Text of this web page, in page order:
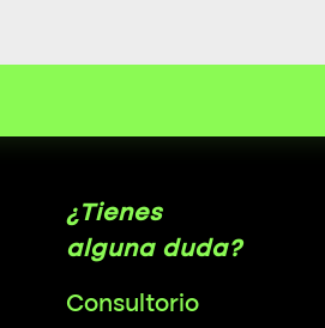
¿Tienes
alguna duda?
Consultorio